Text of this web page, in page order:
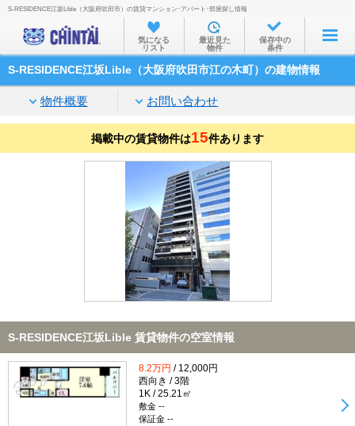
お部屋を探す
沿線・駅から
家賃相場から
通勤通学時間から
物件特集から
不動産会社から
TOP
S-RESIDENCE江坂Lible（大阪府吹田市）の賃貸マンション･アパート･部屋探し情報
気になる
リスト
最近見た
物件
保存中の
条件
S-RESIDENCE江坂Lible（大阪府吹田市江の木町）の建物情報
物件概要 お問い合わせ
掲載中の賃貸物件は15件あります
S-RESIDENCE江坂Lible 賃貸物件の空室情報
8.2万円 / 12,000円
西向き / 3階
1K / 25.21㎡
敷金 --
保証金 --